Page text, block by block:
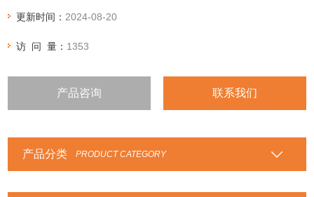
更新时间： 2024-08-20
访 问 量： 1353
产品咨询 联系我们
产品分类 PRODUCT CATEGORY